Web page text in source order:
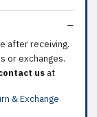
after receiving.
or exchanges.
us at
& Exchange